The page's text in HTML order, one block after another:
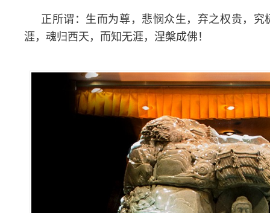
正所谓：生而为尊，悲悯众生，弃之权贵，
涯，魂归西天，而知无涯，涅槃成佛！